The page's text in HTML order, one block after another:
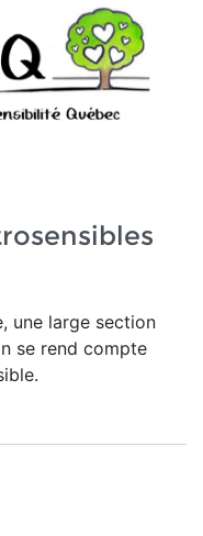
une large section
se rend compte